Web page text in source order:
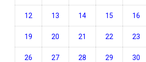
12 13 14 15 16
19 20 21 22 23
26 27 28 29 30